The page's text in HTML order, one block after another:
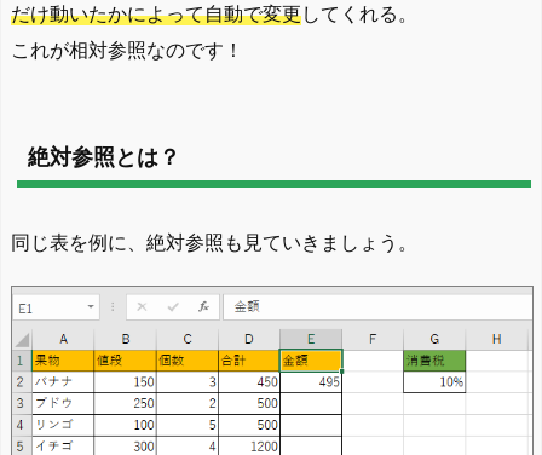
だけ動いたかによって自動で変更してくれる。
これが相対参照なのです！
絶対参照とは？
同じ表を例に、絶対参照も見ていきましょう。